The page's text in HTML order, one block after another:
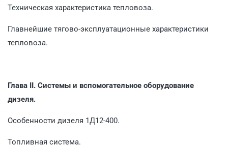
Техническая характеристика тепловоза.
Главнейшие тягово-эксплуатационные характеристики
тепловоза.
Глава II. Системы и вспомогательное оборудование
дизеля.
Особенности дизеля 1Д12-400.
Топливная система.